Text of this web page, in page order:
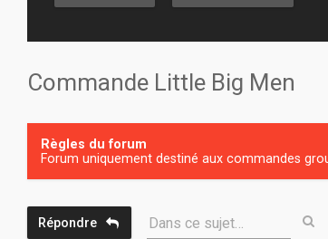
Commande Little Big Men
Règles du forum
Forum uniquement destiné aux commandes
Répondre Dans ce sujet…